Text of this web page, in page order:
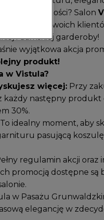
jakości? Salon
dla swoich
i damskiej garderoby!
wyjątkowa akcja
produkt!
w Vistula?
więcej: Przy
każdy następny produkt
30%.
To idealny moment, aby
pasującą
regulamin akcji oraz
promocją dostępne są
w Pasażu
elegancję w